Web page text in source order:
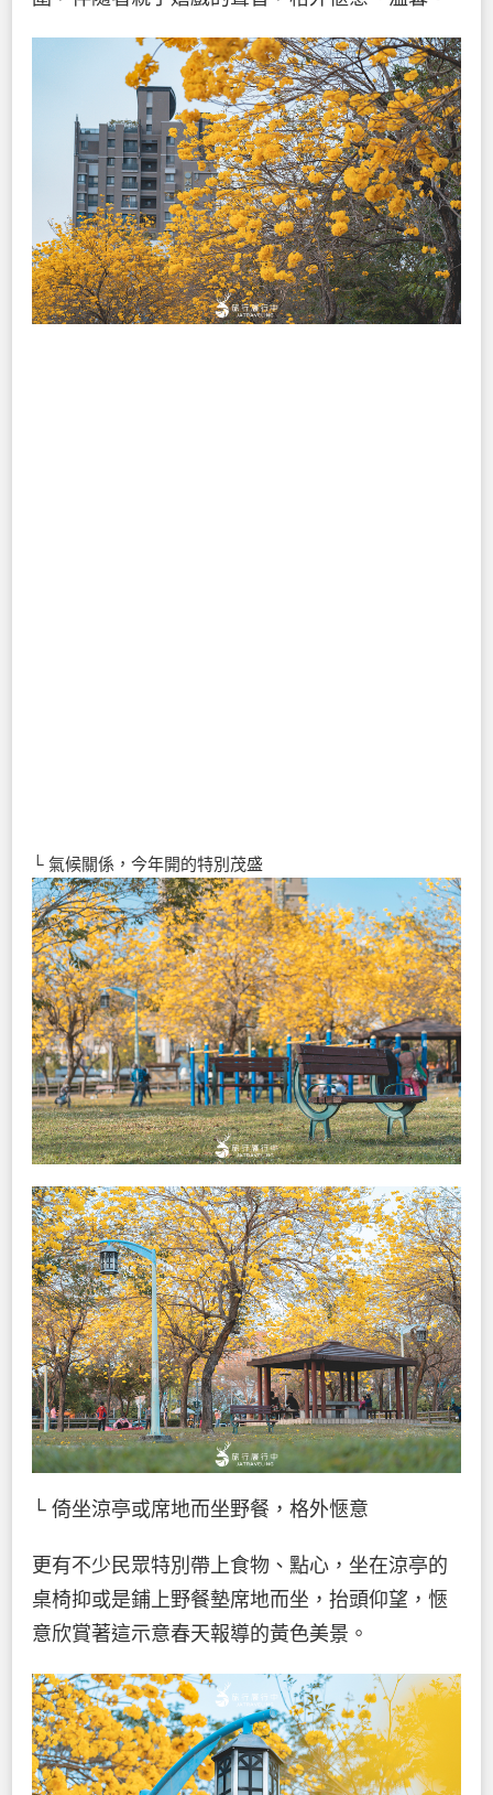
└ 氣候關係，今年開的特別茂盛
└ 倚坐涼亭或席地而坐野餐，格外愜意
更有不少民眾特別帶上食物、點心，坐在涼亭的
桌椅抑或是鋪上野餐墊席地而坐，抬頭仰望，愜
意欣賞著這示意春天報導的黃色美景。